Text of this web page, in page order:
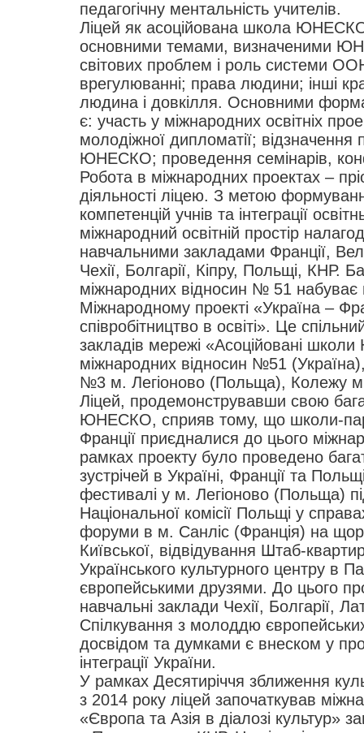
педагогічну ментальність учителів.
Ліцей як асоційована школа
основними темами, визначеними
світових проблем і роль системи
врегулюванні; права людини; інші
людина і довкілля. Основними
є: участь у міжнародних освітніх
молодіжної дипломатії;
ЮНЕСКО; проведення семінарів,
Робота в міжнародних проектах –
діяльності ліцею. З метою
компетенцій учнів та інтеграції
міжнародний освітній простір
навчальними закладами Франції,
Чехії, Болгарії, Кіпру, Польщі, КНР.
міжнародних відносин № 51 набуває
Міжнародному проекті «Україна –
cпівробітництво в освіті». Це
закладів мережі «Асоційовані
міжнародних відносин №51
№3 м. Легіоново (Польща), Колежу
Ліцей, продемонструвавши свою
ЮНЕСКО, сприяв тому, що школи-
Франції приєдналися до цього
рамках проекту було проведено
зустрічей в Україні, Франції та
фестивалі у м. Легіоново (Польща)
Національної комісії Польщі у
форуми в м. Санліс (Франція) на
Київської, відвідування Штаб-
Українського культурного центру в
європейськими друзями. До цього
навчальні заклади Чехії, Болгарії,
Спілкування з молоддю
досвідом та думками є внеском у
інтеграції України.
У рамках Десятиріччя зближення
з 2014 року ліцей започаткував
«Європа та Азія в діалозі культур»